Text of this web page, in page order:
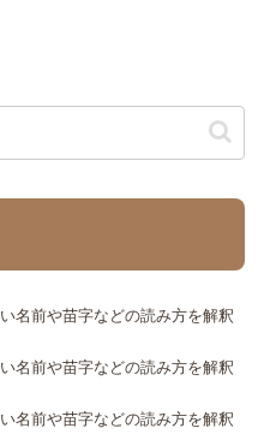
名前や苗字などの読み方を解釈
名前や苗字などの読み方を解釈
名前や苗字などの読み方を解釈